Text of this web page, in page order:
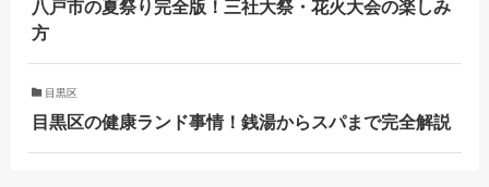
八戸市の夏祭り完全版！三社大祭・花火大会の楽しみ
方
目黒区
目黒区の健康ランド事情！銭湯からスパまで完全解説